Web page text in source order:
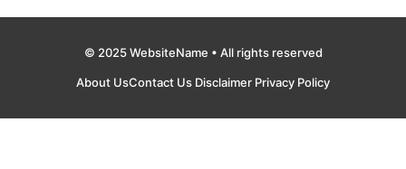
© 2025 WebsiteName • All rights reserved
About UsContact Us Disclaimer Privacy Policy